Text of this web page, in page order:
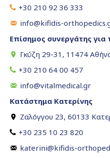
+30 210 92 36 333
info@kifidis-
Επίσημος συνεργάτης για
Γκύζη 29-31, 11474
+30 210 64 00 457
info@vitalmedical.gr
Κατάστημα Κατερίνης
Ζαλόγγου 23, 60133
+30 235 10 23 820
katerini@kifidis-